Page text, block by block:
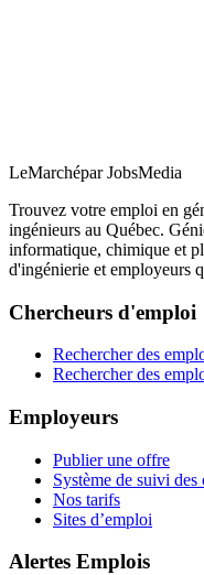
LeMarchépar JobsMedia
Trouvez votre emploi en
ingénieurs au Québec.
informatique, chimique et
d'ingénierie et employeurs
Chercheurs d'emploi
Rechercher des
Rechercher des
Employeurs
Publier une offre
Système de suivi des
Nos tarifs
Sites d’emploi
Alertes Emplois